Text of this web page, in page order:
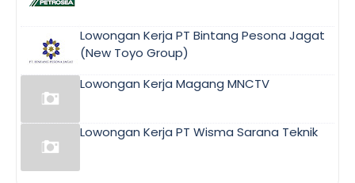
Lowongan Kerja PT Bintang Pesona Jagat
(New Toyo Group)
Lowongan Kerja Magang MNCTV
Lowongan Kerja PT Wisma Sarana Teknik